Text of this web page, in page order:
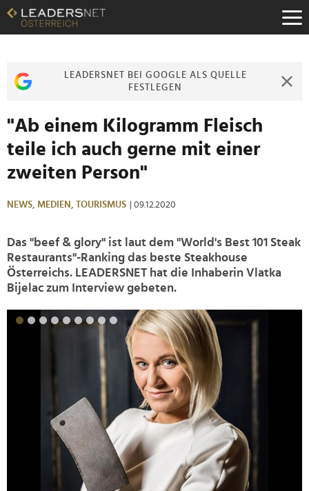
Zum
Inhalt
Zur
Zur
LEADERSNET BEI GOOGLE ALS QUELLE
FESTLEGEN
"Ab einem Kilogramm Fleisch
teile ich auch gerne mit einer
zweiten Person"
NEWS, MEDIEN, TOURISMUS | 09.12.2020
Das "beef & glory" ist laut dem "World's Best 101 Steak
Restaurants"-Ranking das beste Steakhouse
Österreichs. LEADERSNET hat die Inhaberin Vlatka
Bijelac zum Interview gebeten.